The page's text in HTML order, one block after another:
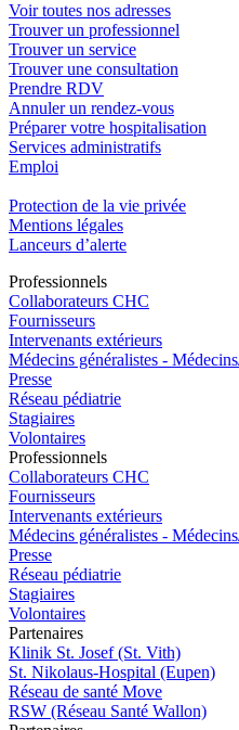
Voir toutes nos adresses
Trouver un professionnel
Trouver un service
Trouver une consultation
Prendre RDV
Annuler un rendez-vous
Préparer votre hospitalisation
Services administratifs
Emploi​
Protection de la vie privée
Mentions légales
Lanceurs d’alerte
Professionnels
Collaborateurs CHC
Fournisseurs
Intervenants extérieurs
Médecins généralistes -
Presse
Réseau pédiatrie
Stagiaires
Volontaires
Professionnels
Collaborateurs CHC
Fournisseurs
Intervenants extérieurs
Médecins généralistes -
Presse
Réseau pédiatrie
Stagiaires
Volontaires
Partenaires
Klinik St. Josef (St. Vith)
St. Nikolaus-Hospital (Eupen)
Réseau de santé Move
RSW (Réseau Santé Wallon)